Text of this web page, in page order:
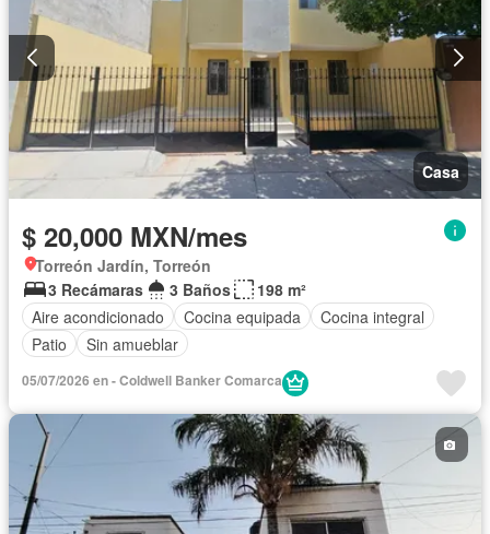
Casa
$ 20,000 MXN/mes
Torreón Jardín, Torreón
3 Recámaras
3 Baños
198 m²
Aire acondicionado
Cocina equipada
Cocina integral
Patio
Sin amueblar
05/07/2026 en - Coldwell Banker Comarca